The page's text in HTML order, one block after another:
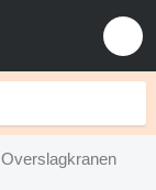
Overslagkranen